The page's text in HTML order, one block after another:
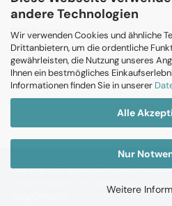
andere Technologien
Wir verwenden Cookies und ähnliche
Drittanbietern, um die ordentliche
gewährleisten, die Nutzung unseres
Ihnen ein bestmögliches
Informationen finden Sie in unserer
Alle
Nur
Weitere
Ankauf
CPS Garantie
RMA
Copyright © 2026 CPS